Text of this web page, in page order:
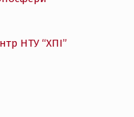
НТУ “ХПІ”